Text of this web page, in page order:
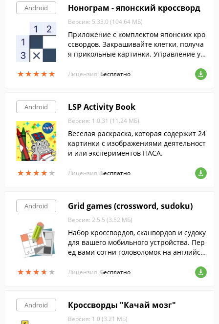
Android
★★★★★
★★★★★
Нонограм - японский кроссворд
Версия: 5.33.0 (104.64 МБ)
Приложение с комплектом японских кро
ссвордов. Закрашивайте клетки, получа
я прикольные картинки. Управление уд
Лицензия: Бесплатно
Android
★★★★ ★
★★★★ ★
LSP Activity Book
Версия: 1.0.31 (11.24 МБ)
Веселая раскраска, которая содержит 24
картинки с изображениями деятельност
и или экспериментов НАСА.
Лицензия: Бесплатно
Android
★★★★ ★
★★★★ ★
Grid games (crossword, sudoku)
Версия: 2.5.5 (3.52 МБ)
Набор кроссвордов, сканвордов и судоку
для вашего мобильного устройства. Пер
ед вами сотни головоломок на английск
с.
Лицензия: Бесплатно
Android Кроссворды "Качай мозг"
Версия: 1.0 (3.21 МБ)